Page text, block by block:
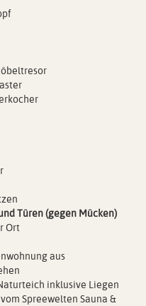
Türen (gegen Mücken)
Ort
aus
inklusive Liegen
Spreewelten Sauna &